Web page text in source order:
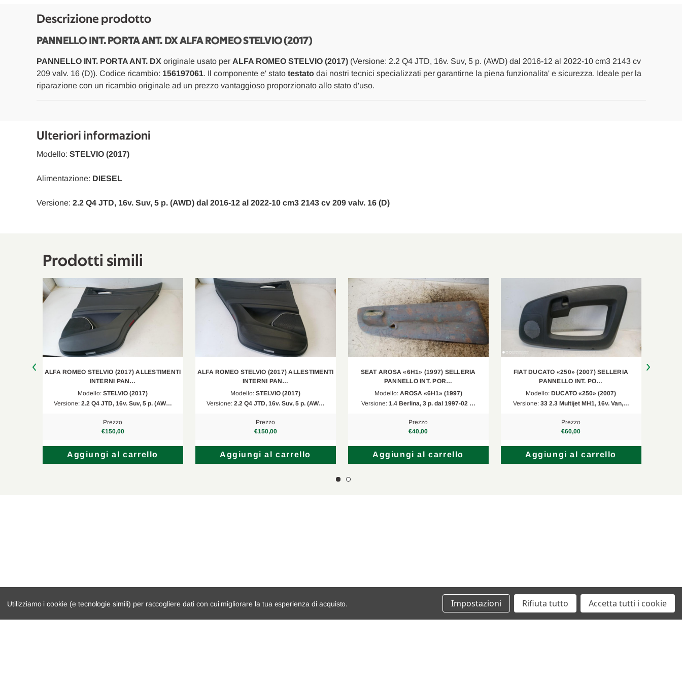
[[268546]][[268546]]
Descrizione prodotto
PANNELLO INT. PORTA ANT. DX ALFA ROMEO STELVIO (2017)
PANNELLO INT. PORTA ANT. DX originale usato per ALFA ROMEO STELVIO (2017)(Versione: 2.2 Q4 JTD, 16v. Suv, 5 p. (AWD) dal 2016-12 al 2022-10 cm3 2143 cv
209 valv. 16 (D)). Codice ricambio: 156197061. Il componente e' stato testatodai nostri tecnici specializzati per garantirne la piena funzionalita' e sicurezza. Ideale per la
riparazione con un ricambio originale ad un prezzo vantaggioso proporzionato allo stato d'uso.
Ulteriori informazioni
Modello: STELVIO (2017)
Versione: 2.2 Q4 JTD, 16v. Suv, 5 p. (AWD) dal 2016-12 al 2022-10 cm3 2143 cv 209 valv. 16 (D)
Alimentazione: DIESEL
Prodotti simili
ALFA ROMEO STELVIO (2017) ALLESTIMENTI
INTERNI PAN…
Modello: STELVIO (2017)
Versione: 2.2 Q4 JTD, 16v. Suv, 5 p. (AW…
Prezzo
€150,00
Aggiungi al carrello
ALFA ROMEO STELVIO (2017) ALLESTIMENTI
INTERNI PAN…
Modello: STELVIO (2017)
Versione: 2.2 Q4 JTD, 16v. Suv, 5 p. (AW…
Prezzo
€150,00
Aggiungi al carrello
SEAT AROSA «6H1» (1997) SELLERIA
PANNELLO INT. POR…
Modello: AROSA «6H1» (1997)
Versione: 1.4 Berlina, 3 p. dal 1997-02 …
Prezzo
€40,00
Aggiungi al carrello
FIAT DUCATO «250» (2007) SELLERIA
PANNELLO INT. PO…
Modello: DUCATO «250» (2007)
Versione: 33 2.3 Multijet MH1, 16v. Van,…
Prezzo
€60,00
Aggiungi al carrello
Utilizziamo i cookie (e tecnologie simili) per raccogliere dati con cui migliorare la tua esperienza di acquisto. Impostazioni Rifiuta tutto Accetta tutti i cookie